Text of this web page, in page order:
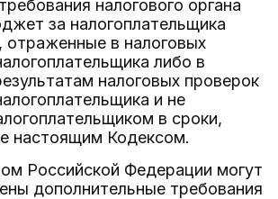
налогового органа
за налогоплательщика
отраженные в налоговых
либо в
налоговых проверок
и не
в сроки,
настоящим Кодексом.
Российской Федерации могут
дополнительные требования